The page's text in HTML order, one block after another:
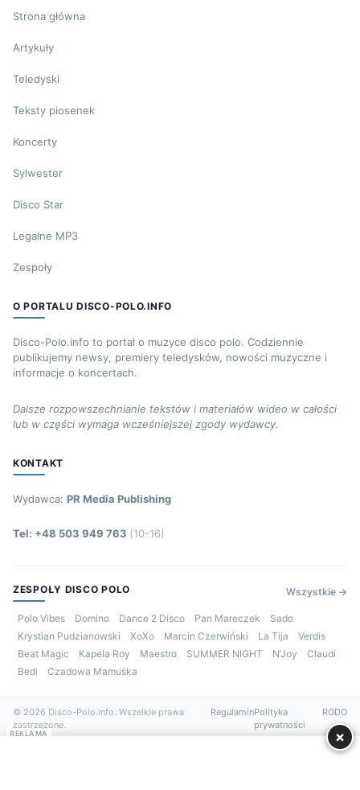
Strona główna
Artykuły
Teledyski
Teksty piosenek
Koncerty
Sylwester
Disco Star
Legalne MP3
Zespoły
O PORTALU DISCO-POLO.INFO
Disco-Polo.info to portal o muzyce disco polo. Codziennie
publikujemy newsy, premiery teledysków, nowości muzyczne i
informacje o koncertach.
Dalsze rozpowszechnianie tekstów i materiałów wideo w całości
lub w części wymaga wcześniejszej zgody wydawcy.
KONTAKT
Wydawca: PR Media Publishing
Tel: +48 503 949 763 (10-16)
ZESPOŁY DISCO POLO Wszystkie →
Polo Vibes Domino Dance 2 Disco Pan Mareczek
Sado
Krystian Pudzianowski
XoXo Marcin Czerwiński La Tija
Verdis
Beat Magic
Kapela Roy Maestro SUMMER NIGHT N’Joy
Claudi
Bedi
Czadowa Mamuśka
© 2026 Disco-Polo.info. Wszelkie prawa
zastrzeżone.
RegulaminPolityka
prywatności
RODO
REKLAMA ×